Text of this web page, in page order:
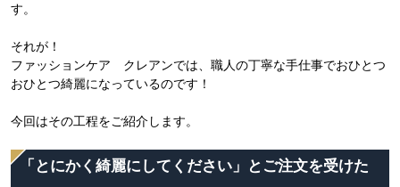
す。
それが！
ファッションケア クレアンでは、職人の丁寧な手仕事でおひとつ
おひとつ綺麗になっているのです！
今回はその工程をご紹介します。
「とにかく綺麗にしてください」とご注文を受けた